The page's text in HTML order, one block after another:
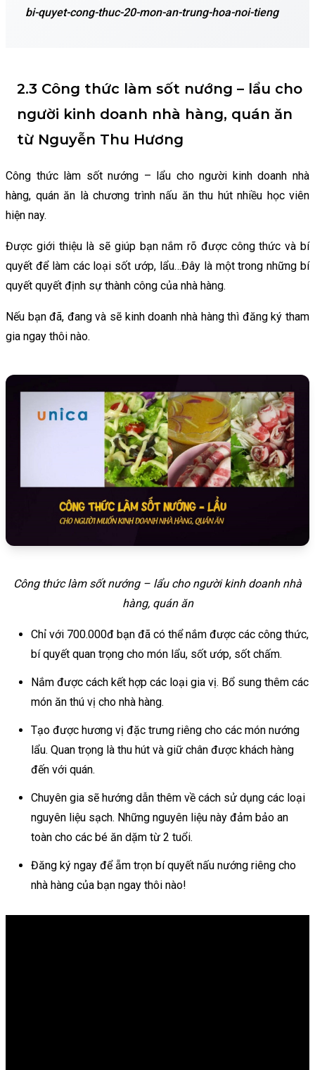
bi-quyet-cong-thuc-20-mon-an-trung-hoa-noi-tieng
2.3 Công thức làm sốt nướng – lẩu cho
người kinh doanh nhà hàng, quán ăn
từ Nguyễn Thu Hương
Công thức làm sốt nướng – lẩu cho người kinh doanh nhà
hàng, quán ăn là chương trình nấu ăn thu hút nhiều học viên
hiện nay.
Được giới thiệu là sẽ giúp bạn nắm rõ được công thức và bí
quyết để làm các loại sốt ướp, lẩu…Đây là một trong những bí
quyết quyết định sự thành công của nhà hàng.
Nếu bạn đã, đang và sẽ kinh doanh nhà hàng thì đăng ký tham
gia ngay thôi nào.
Công thức làm sốt nướng – lẩu cho người kinh doanh nhà
hàng, quán ăn
Chỉ với 700.000đ bạn đã có thể nắm được các công thức,
bí quyết quan trọng cho món lẩu, sốt ướp, sốt chấm.
Nắm được cách kết hợp các loại gia vị. Bổ sung thêm các
món ăn thú vị cho nhà hàng.
Tạo được hương vị đặc trưng riêng cho các món nướng
lẩu. Quan trọng là thu hút và giữ chân được khách hàng
đến với quán.
Chuyên gia sẽ hướng dẫn thêm về cách sử dụng các loại
nguyên liệu sạch. Những nguyên liệu này đảm bảo an
toàn cho các bé ăn dặm từ 2 tuổi.
Đăng ký ngay để ẵm trọn bí quyết nấu nướng riêng cho
nhà hàng của bạn ngay thôi nào!